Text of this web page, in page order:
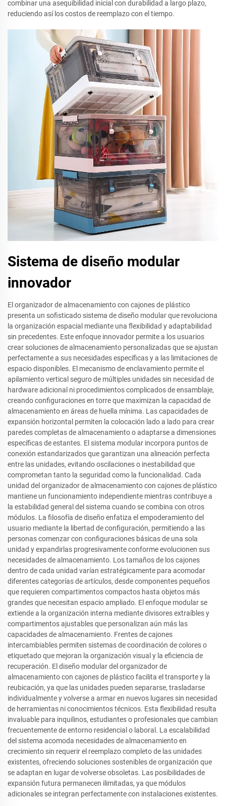
combinar una asequibilidad inicial con durabilidad a largo plazo,
reduciendo así los costos de reemplazo con el tiempo.
Sistema de diseño modular
innovador
El organizador de almacenamiento con cajones de plástico
presenta un sofisticado sistema de diseño modular que revoluciona
la organización espacial mediante una flexibilidad y adaptabilidad
sin precedentes. Este enfoque innovador permite a los usuarios
crear soluciones de almacenamiento personalizadas que se ajustan
perfectamente a sus necesidades específicas y a las limitaciones de
espacio disponibles. El mecanismo de enclavamiento permite el
apilamiento vertical seguro de múltiples unidades sin necesidad de
hardware adicional ni procedimientos complicados de ensamblaje,
creando configuraciones en torre que maximizan la capacidad de
almacenamiento en áreas de huella mínima. Las capacidades de
expansión horizontal permiten la colocación lado a lado para crear
paredes completas de almacenamiento o adaptarse a dimensiones
específicas de estantes. El sistema modular incorpora puntos de
conexión estandarizados que garantizan una alineación perfecta
entre las unidades, evitando oscilaciones o inestabilidad que
comprometan tanto la seguridad como la funcionalidad. Cada
unidad del organizador de almacenamiento con cajones de plástico
mantiene un funcionamiento independiente mientras contribuye a
la estabilidad general del sistema cuando se combina con otros
módulos. La filosofía de diseño enfatiza el empoderamiento del
usuario mediante la libertad de configuración, permitiendo a las
personas comenzar con configuraciones básicas de una sola
unidad y expandirlas progresivamente conforme evolucionen sus
necesidades de almacenamiento. Los tamaños de los cajones
dentro de cada unidad varían estratégicamente para acomodar
diferentes categorías de artículos, desde componentes pequeños
que requieren compartimentos compactos hasta objetos más
grandes que necesitan espacio ampliado. El enfoque modular se
extiende a la organización interna mediante divisores extraíbles y
compartimentos ajustables que personalizan aún más las
capacidades de almacenamiento. Frentes de cajones
intercambiables permiten sistemas de coordinación de colores o
etiquetado que mejoran la organización visual y la eficiencia de
recuperación. El diseño modular del organizador de
almacenamiento con cajones de plástico facilita el transporte y la
reubicación, ya que las unidades pueden separarse, trasladarse
individualmente y volverse a armar en nuevos lugares sin necesidad
de herramientas ni conocimientos técnicos. Esta flexibilidad resulta
invaluable para inquilinos, estudiantes o profesionales que cambian
frecuentemente de entorno residencial o laboral. La escalabilidad
del sistema acomoda necesidades de almacenamiento en
crecimiento sin requerir el reemplazo completo de las unidades
existentes, ofreciendo soluciones sostenibles de organización que
se adaptan en lugar de volverse obsoletas. Las posibilidades de
expansión futura permanecen ilimitadas, ya que módulos
adicionales se integran perfectamente con instalaciones existentes.